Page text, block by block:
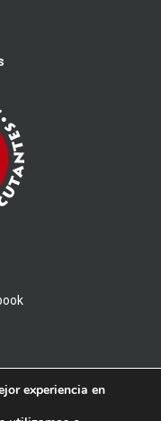
experiencia en